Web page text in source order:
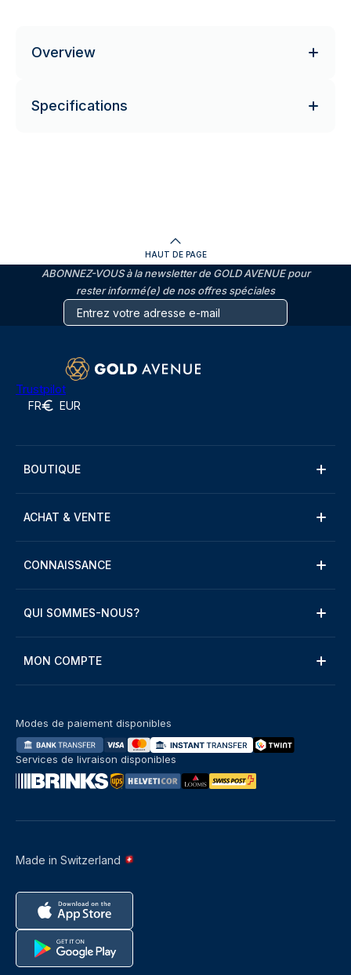
Overview
Specifications
HAUT DE PAGE
ABONNEZ-VOUS à la newsletter de GOLD AVENUE pour
rester informé(e) de nos offres spéciales
Trustpilot
FR EUR
BOUTIQUE
ACHAT & VENTE
CONNAISSANCE
QUI SOMMES-NOUS?
MON COMPTE
Made in Switzerland
Modes de paiement disponibles
Services de livraison disponibles